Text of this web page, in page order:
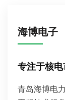
海博电子
专注于核
青岛海博电